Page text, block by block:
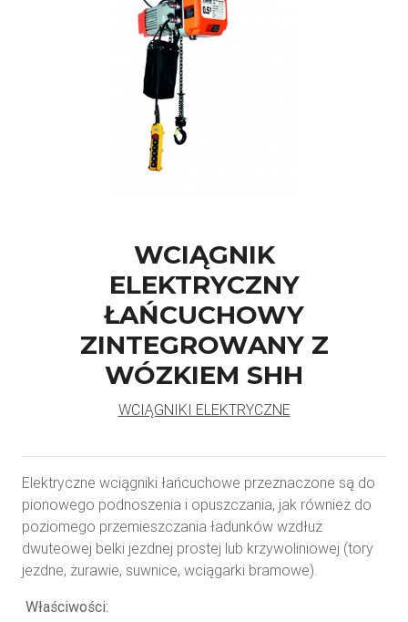
WCIĄGNIK
ELEKTRYCZNY
ŁAŃCUCHOWY
ZINTEGROWANY Z
WÓZKIEM SHH
WCIĄGNIKI ELEKTRYCZNE
Elektryczne wciągniki łańcuchowe przeznaczone są do
pionowego podnoszenia i opuszczania, jak również do
poziomego przemieszczania ładunków wzdłuż
dwuteowej belki jezdnej prostej lub krzywoliniowej (tory
jezdne, żurawie, suwnice, wciągarki bramowe).
Właściwości: